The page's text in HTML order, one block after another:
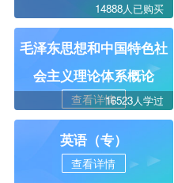
14888人已购买
毛泽东思想和中国特色社
会主义理论体系概论
查看详情16523人学过
英语（专）
查看详情